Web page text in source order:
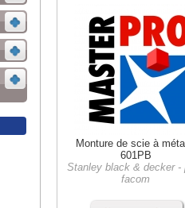
Monture de scie à
601PB
Stanley black & decker -
facom